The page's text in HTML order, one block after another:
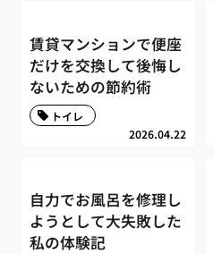
賃貸マンションで便座
だけを交換して後悔し
ないための節約術
2026.04.22
トイレ
自力でお風呂を修理し
ようとして大失敗した
私の体験記